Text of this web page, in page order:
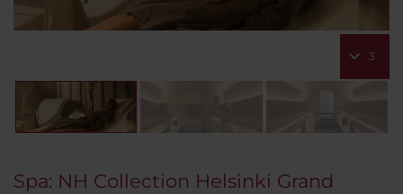
3
Spa: NH Collection Helsinki Grand